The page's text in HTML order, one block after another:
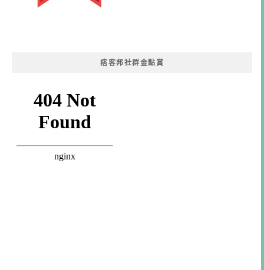
痞客邦社群金點賞